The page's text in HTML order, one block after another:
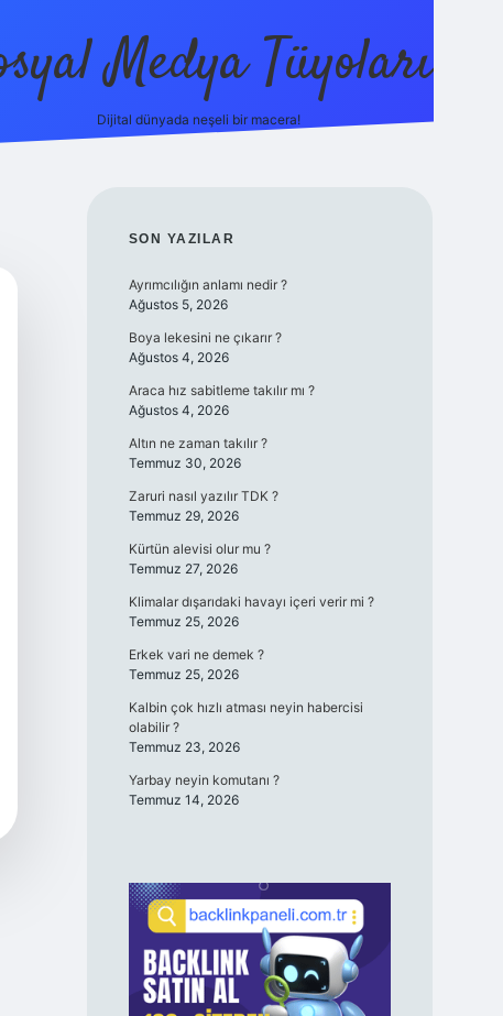
Medya Tüyoları
Dijital dünyada neşeli bir macera!
SIDEBAR
SON YAZILAR
Ayrımcılığın anlamı nedir ?
Ağustos 5, 2026
Boya lekesini ne çıkarır ?
Ağustos 4, 2026
Araca hız sabitleme takılır mı ?
Ağustos 4, 2026
Altın ne zaman takılır ?
Temmuz 30, 2026
Zaruri nasıl yazılır TDK ?
Temmuz 29, 2026
Kürtün alevisi olur mu ?
Temmuz 27, 2026
Klimalar dışarıdaki havayı içeri verir mi ?
Temmuz 25, 2026
Erkek vari ne demek ?
Temmuz 25, 2026
Kalbin çok hızlı atması neyin habercisi
olabilir ?
Temmuz 23, 2026
Yarbay neyin komutanı ?
Temmuz 14, 2026